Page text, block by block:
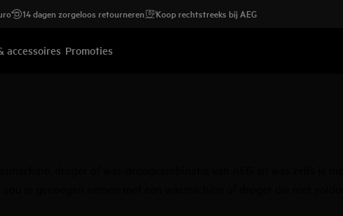
14 dagen zorgeloos retourneren Koop rechtstreeks bij AEG
accessoires Promoties